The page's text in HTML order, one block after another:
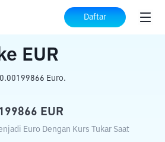
Daftar
TOWNS ke EUR
ke EUR
Euro.
EUR
Euro Dengan Kurs Tukar Saat